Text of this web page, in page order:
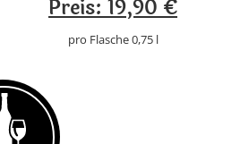
Preis: 19,90 €
pro Flasche 0,75 l